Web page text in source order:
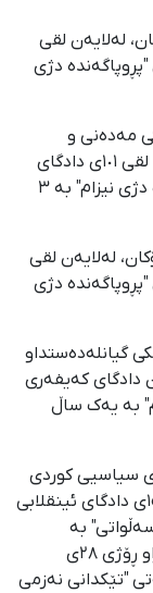
بۆکان، لەلایەن لقی
تۆمەتی "پڕوپاگەندە دژی
مەدەنی و
وانەبێژی زمانی کوردیی خەڵکی بۆکان، لەلایەن لقی ١٠١ی دادگای
کەیفەری ٢ی بۆکانەوە بە تۆمەتی "پڕوپاگەندە دژی نیزام" بە ٣
بۆکان، لەلایەن لقی
تۆمەتی "پڕوپاگەندە دژی
خوشکی گیانلەدەستداو
دادگای کەیفەری
بە یەک ساڵ
سیاسیی کوردی
بەندکراو لە بەندیخانەی ئێڤین لەلایەن لقی ١٥ی دادگای ئینقلابی
بە
تۆمەتی "بەغی" بە لەسێدارەدران سزا درا. ناوبراو ڕۆژی ٢٨ی
"تێکدانی نەزمی